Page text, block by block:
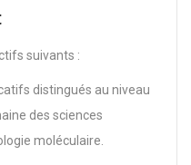
suivants :
distingués au niveau
des sciences
moléculaire.